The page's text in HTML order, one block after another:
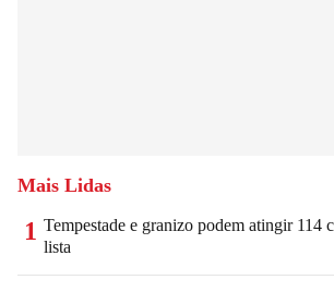
Mais Lidas
1 Tempestade e granizo podem atingir 114
lista